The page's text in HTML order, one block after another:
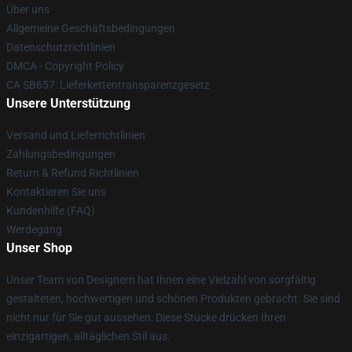
Über uns
Allgemeine Geschäftsbedingungen
Datenschutzrichtlinien
DMCA - Copyright Policy
CA SB657: Lieferkettentransparenzgesetz
Unsere Unterstützung
Versand und Lieferrichtlinien
Zahlungsbedingungen
Return & Refund Richtlinien
Kontaktieren Sie uns
Kundenhilfe (FAQ)
Werdegang
Unser Shop
Unser Team von Designern hat Ihnen eine Vielzahl von sorgfältig
gestalteten, hochwertigen und schönen Produkten gebracht. Sie sind
nicht nur für Sie gut aussehen: Diese Stücke drücken Ihren
einzigartigen, alltäglichen Stil aus.